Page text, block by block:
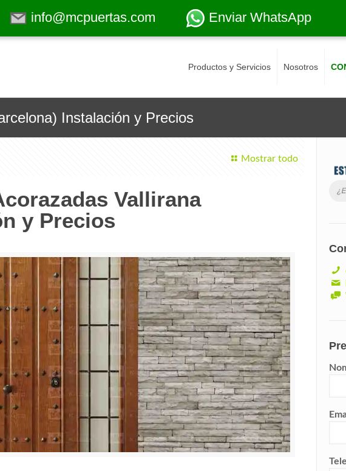
info@mcpuertas.com Enviar WhatsApp
Productos y Servicios Nosotros
Instalación y Precios
Mostrar todo
Vallirana
y Precios